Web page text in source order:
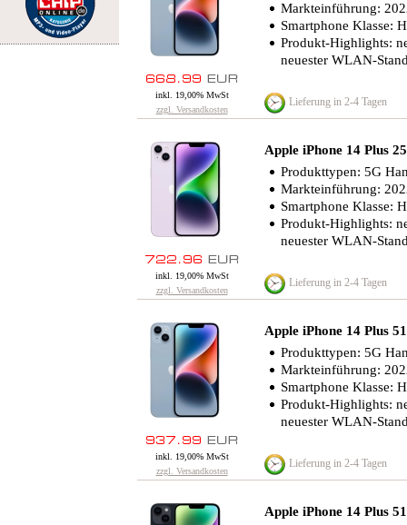
Markteinführung:
Smartphone Klasse:
Produkt-Highlights:
neuester WLAN-
inkl. 19,00% MwSt
zzgl. Versandkosten
Lieferung in 2-4 Tagen
Apple iPhone 14 Plus
Produkttypen: 5G
Markteinführung:
Smartphone Klasse:
Produkt-Highlights:
neuester WLAN-
inkl. 19,00% MwSt
zzgl. Versandkosten
Lieferung in 2-4 Tagen
Apple iPhone 14 Plus
Produkttypen: 5G
Markteinführung:
Smartphone Klasse:
Produkt-Highlights:
neuester WLAN-
inkl. 19,00% MwSt
zzgl. Versandkosten
Lieferung in 2-4 Tagen
Apple iPhone 14 Plus